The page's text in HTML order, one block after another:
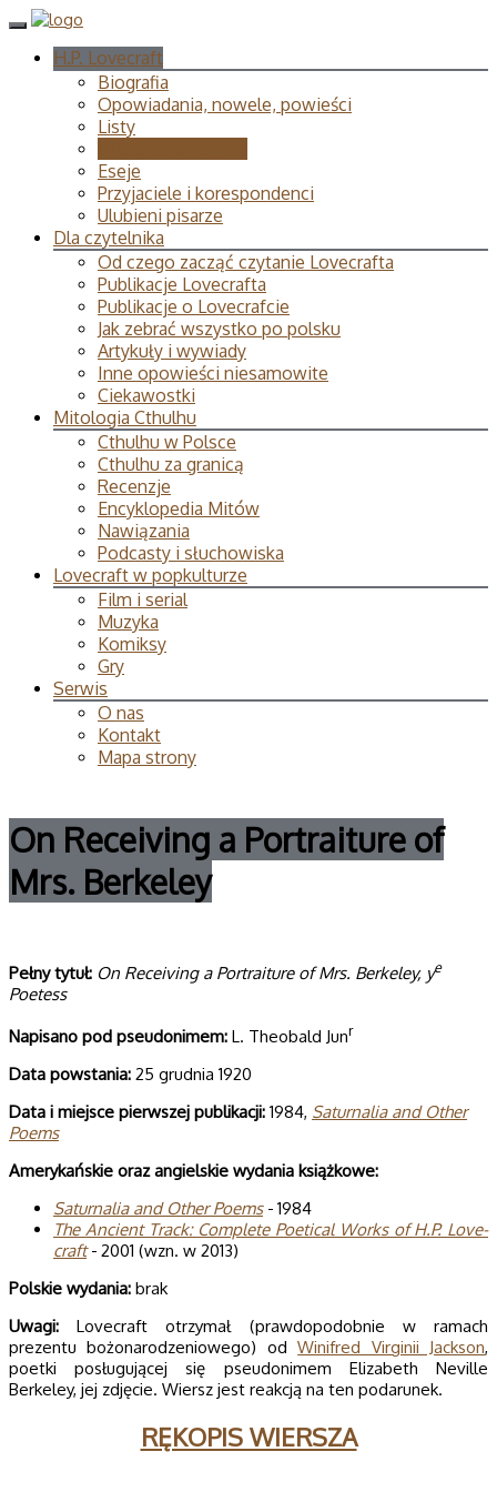
H.P. Lovecraft
Biografia
Opowiadania, nowele, powieści
Listy
Eseje
Przyjaciele i korespondenci
Ulubieni pisarze
Dla czytelnika
Od czego zacząć czytanie Lovecrafta
Publikacje Lovecrafta
Publikacje o Lovecrafcie
Jak zebrać wszystko po polsku
Artykuły i wywiady
Inne opowieści niesamowite
Ciekawostki
Mitologia Cthulhu
Cthulhu w Polsce
Cthulhu za granicą
Recenzje
Encyklopedia Mitów
Nawiązania
Podcasty i słuchowiska
Lovecraft w popkulturze
Film i serial
Muzyka
Komiksy
Gry
Serwis
O nas
Kontakt
Mapa strony
On Receiving a Portraiture of
Mrs. Berkeley
Pełny tytuł: On Receiving a Portraiture of Mrs. Berkeley, ye
Poetess
Napisano pod pseudonimem: L. Theobald Junr
Data powsta­nia: 25 grudnia 1920
Data i miej­sce pierw­szej publi­ka­cji: 1984, Satur­na­lia and Other
Poems
Ame­ry­kań­skie oraz angiel­skie wyda­nia książkowe:
Satur­na­lia and Other Poems- 1984
The Ancient Track: Com­plete Poeti­cal Works of H.P. Love­
craft- 2001 (wzn. w 2013)
Pol­skie wydania: brak
Uwagi:Lovecraft otrzymał (prawdopodobnie w ramach
prezentu bożonarodzeniowego) odWinifred Virginii Jackson,
poetki posługującej się pseudonimem Elizabeth Neville
Berkeley, jej zdjęcie. Wiersz jest reakcją na ten podarunek.
RĘKOPIS WIERSZA